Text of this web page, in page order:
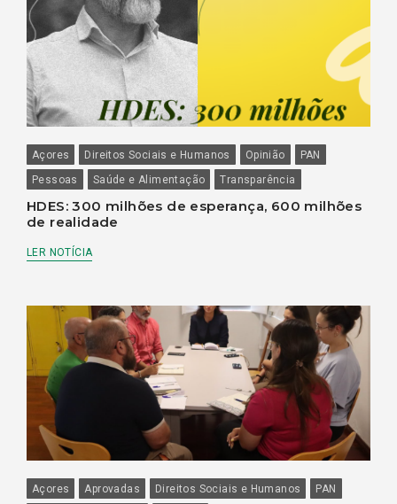
Açores Direitos Sociais e Humanos Opinião
PAN
Pessoas
Saúde e Alimentação Transparência
HDES: 300 milhões de esperança, 600 milhões
de realidade
LER NOTÍCIA
Açores Aprovadas Direitos Sociais e Humanos
PAN